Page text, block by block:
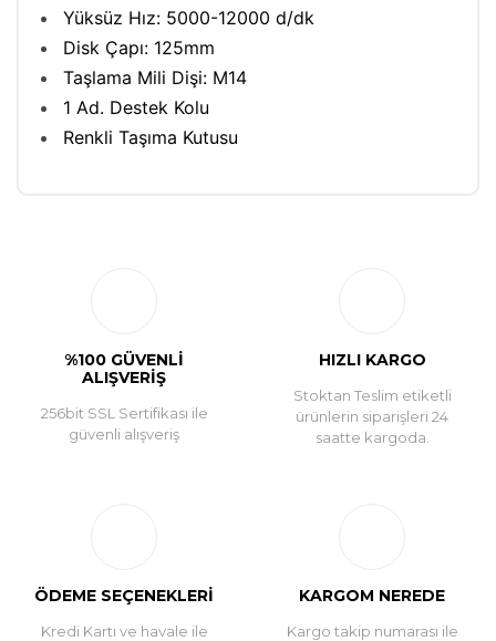
Yüksüz Hız: 5000-12000 d/dk
Disk Çapı: 125mm
Taşlama Mili Dişi: M14
1 Ad. Destek Kolu
Renkli Taşıma Kutusu
%100 GÜVENLİ
ALIŞVERİŞ
256bit SSL Sertifikası ile
güvenli alışveriş
HIZLI KARGO
Stoktan Teslim etiketli
ürünlerin siparişleri 24
saatte kargoda.
ÖDEME SEÇENEKLERİ
Kredi Kartı ve havale ile
KARGOM NEREDE
Kargo takip numarası ile